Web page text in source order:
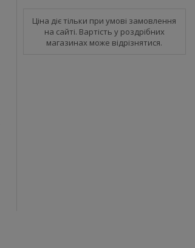
Ціна діє тільки при умові замовлення
на сайті. Вартість у роздрібних
магазинах може відрізнятися.